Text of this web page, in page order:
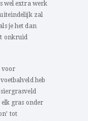
wel extra werk
zal
je het dan
onkruid
voor
heb
gras onder
tot